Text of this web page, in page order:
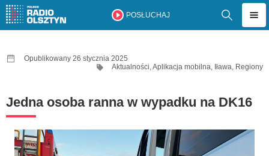
POSŁUCHAJ
Opublikowany 26 stycznia 2025
Aktualności,Aplikacja mobilna, Iława, Regiony
Jedna osoba ranna w wypadku na DK16